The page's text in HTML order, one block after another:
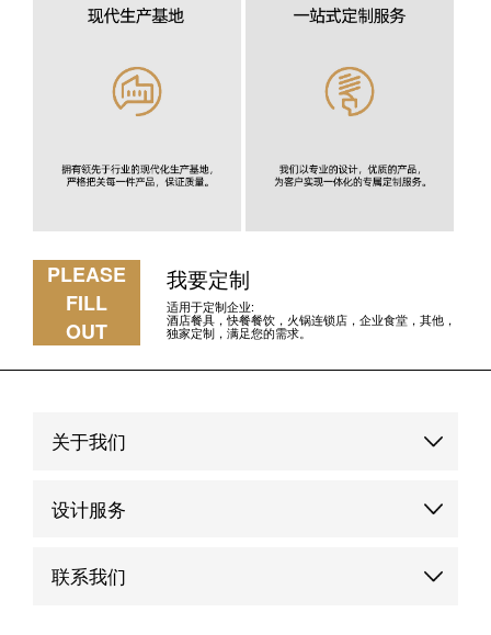
PLEASE
FILL
OUT
我要定制
适用于定制企业:
酒店餐具，快餐餐饮，火锅连锁店，企业食堂，其他，
独家定制，满足您的需求。
关于我们
品牌故事
设计服务
定制服务
联系我们